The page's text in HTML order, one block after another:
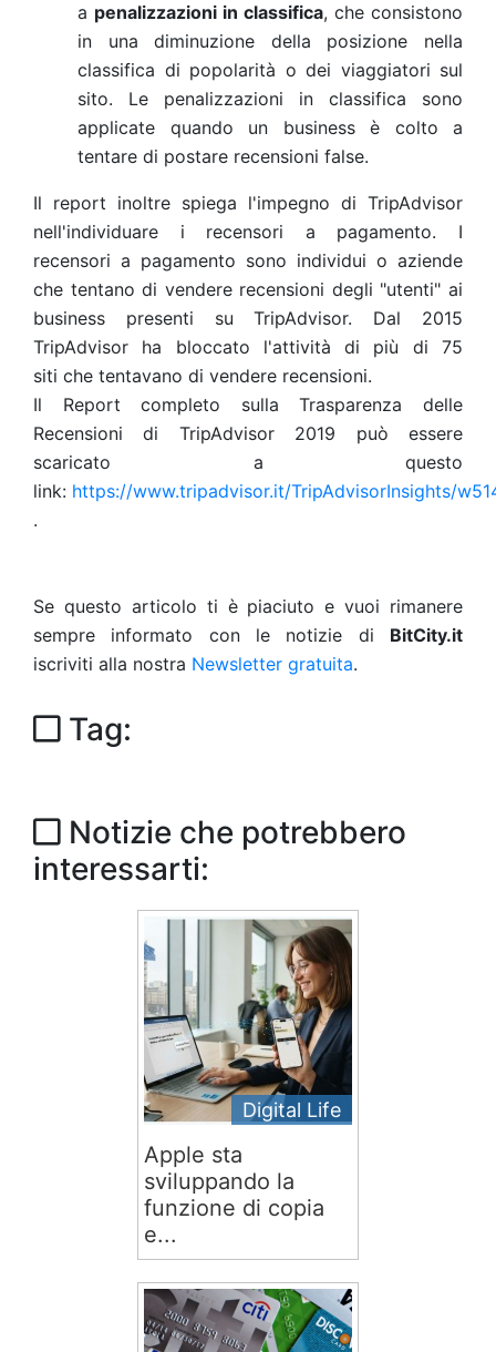
a penalizzazioni in classifica, che consistono
in una diminuzione della posizione nella
classifica di popolarità o dei viaggiatori sul
sito. Le penalizzazioni in classifica sono
applicate quando un business è colto a
tentare di postare recensioni false.
Il report inoltre spiega l'impegno di TripAdvisor
nell'individuare i recensori a pagamento. I
recensori a pagamento sono individui o aziende
che tentano di vendere recensioni degli "utenti" ai
business presenti su TripAdvisor. Dal 2015
TripAdvisor ha bloccato l'attività di più di 75
siti che tentavano di vendere recensioni.
Il Report completo sulla Trasparenza delle
Recensioni di TripAdvisor 2019 può essere
scaricato a questo
link: https://www.tripadvisor.it/TripAdvisorInsights/
.
Se questo articolo ti è piaciuto e vuoi rimanere
sempre informato con le notizie di BitCity.it
iscriviti alla nostra Newsletter gratuita.
Tag:
Notizie che potrebbero
interessarti:
Digital Life
Apple sta
sviluppando la
funzione di copia
e...